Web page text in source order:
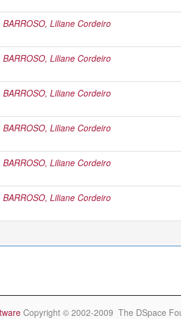
BARROSO, Liliane Cordeiro
BARROSO, Liliane Cordeiro
BARROSO, Liliane Cordeiro
BARROSO, Liliane Cordeiro
BARROSO, Liliane Cordeiro
BARROSO, Liliane Cordeiro
Copyright © 2002-2009 The DSpace